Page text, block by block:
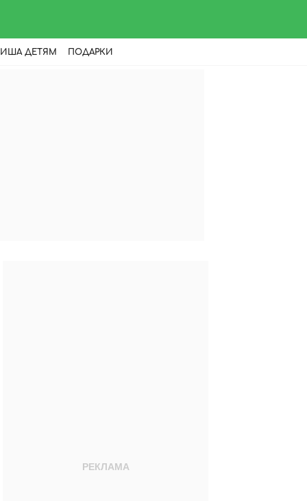
ДЕТЯМ ПОДАРКИ